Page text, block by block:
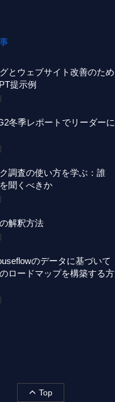
とウェブサイト改善のため
提示例
冬季レポートでリーダーに
調査の使い方を学ぶ：誰
聞くべきか
解釈方法
のデータに基づいて
ロードマップを構築する方
Top